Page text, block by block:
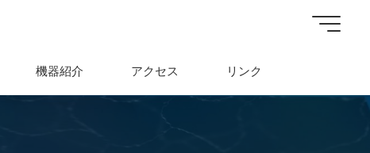
機器紹介 アクセス リンク